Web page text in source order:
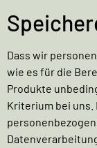
Dass wir
wie es für die
Produkte
Kriterium bei uns.